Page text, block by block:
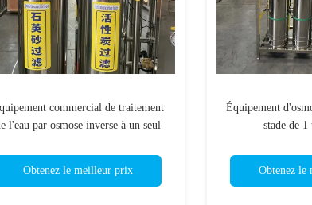
commercial de traitement
l'eau par osmose inverse à un seul
Obtenez le meilleur prix
Équipement
stade de 1
Obtenez